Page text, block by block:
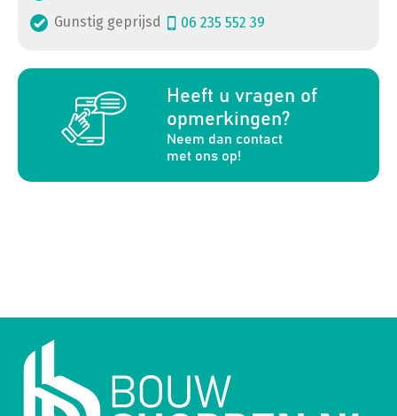
Gunstig geprijsd
06 235 552 39
Heeft u vragen of
opmerkingen?
Neem dan contact
met ons op!
a